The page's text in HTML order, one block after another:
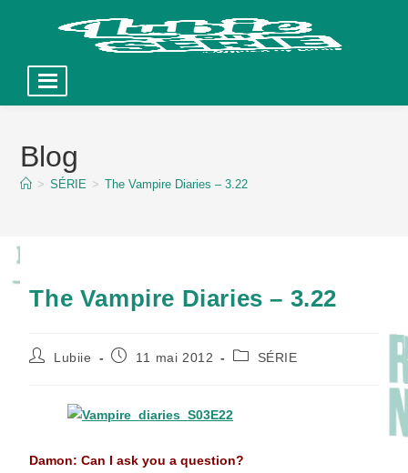
contentBlog
> SÉRIE > The Vampire Diaries – 3.22
The Vampire Diaries – 3.22
Auteur/autrice
publication :
Lubiie
Publication
11 mai 2012
PostSÉRIE
Damon: Can I ask you a question?